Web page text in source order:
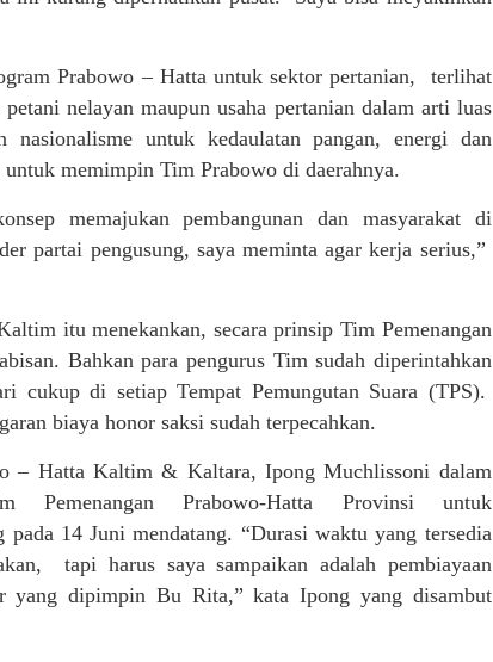
Prabowo – Hatta untuk sektor pertanian, terlihat
nelayan maupun usaha pertanian dalam arti luas
nasionalisme untuk kedaulatan pangan, energi dan
memimpin Tim Prabowo di daerahnya.
memajukan pembangunan dan masyarakat di
partai pengusung, saya meminta agar kerja serius,”
itu menekankan, secara prinsip Tim Pemenangan
Bahkan para pengurus Tim sudah diperintahkan
cukup di setiap Tempat Pemungutan Suara (TPS).
biaya honor saksi sudah terpecahkan.
– Hatta Kaltim & Kaltara, Ipong Muchlissoni dalam
Pemenangan Prabowo-Hatta Provinsi untuk
14 Juni mendatang. “Durasi waktu yang tersedia
tapi harus saya sampaikan adalah pembiayaan
dipimpin Bu Rita,” kata Ipong yang disambut